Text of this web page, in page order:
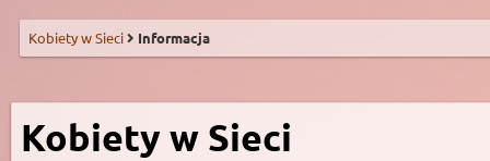
Kobiety w Sieci Informacja
Kobiety w Sieci